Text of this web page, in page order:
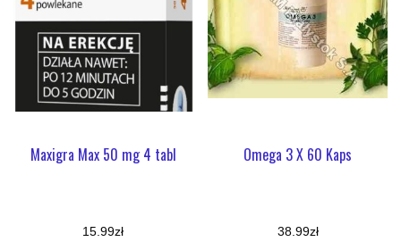
Maxigra Max 50 mg 4 tabl
15.99zł
Omega 3 X 60 Kaps
38.99zł